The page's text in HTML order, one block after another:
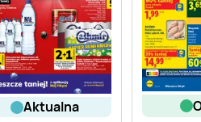
aktualna